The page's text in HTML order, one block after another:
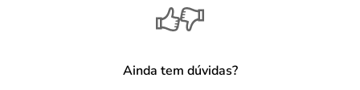
Ainda tem dúvidas?